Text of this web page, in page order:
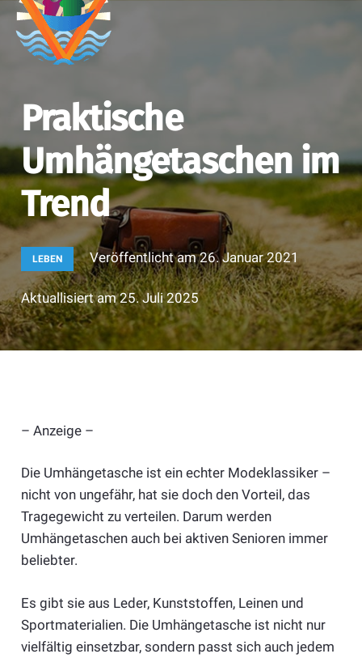
Praktische
Umhängetaschen im
Trend
LEBEN Veröffentlicht am26. Januar 2021
Aktuallisiert am25. Juli 2025
– Anzeige –
Die Umhängetasche ist ein echter Modeklassiker –
nicht von ungefähr, hat sie doch den Vorteil, das
Tragegewicht zu verteilen. Darum werden
Umhängetaschen auch bei aktiven Senioren immer
beliebter.
Es gibt sie aus Leder, Kunststoffen, Leinen und
Sportmaterialien. Die Umhängetasche ist nicht nur
vielfältig einsetzbar, sondern passt sich auch jedem